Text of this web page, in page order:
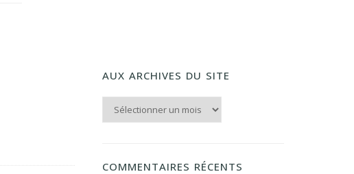
AUX ARCHIVES DU SITE
Aux archives du Site
COMMENTAIRES RÉCENTS